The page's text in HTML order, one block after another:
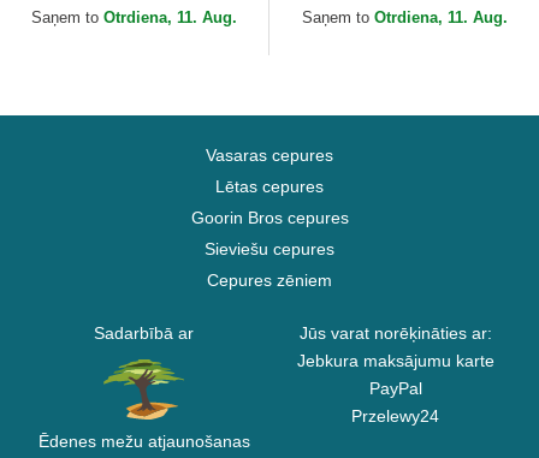
New Era
Saņem to Otrdiena, 11. Aug.
no New Era
Saņem to Otrdiena, 11. Aug.
Vasaras cepures
Lētas cepures
Goorin Bros cepures
Sieviešu cepures
Cepures zēniem
Sadarbībā ar
Ēdenes mežu atjaunošanas
Jūs varat norēķināties ar:
Jebkura maksājumu karte
PayPal
Przelewy24